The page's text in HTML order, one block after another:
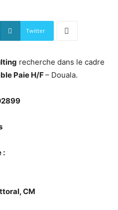
Twitter
recherche dans le cadre
Paie H/F– Douala.
:
CM